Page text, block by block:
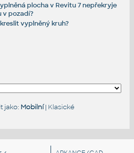
plocha v Revitu 7 nepřekryje
v pozadí?
vyplněný kruh?
jako: Mobilní| Klasické